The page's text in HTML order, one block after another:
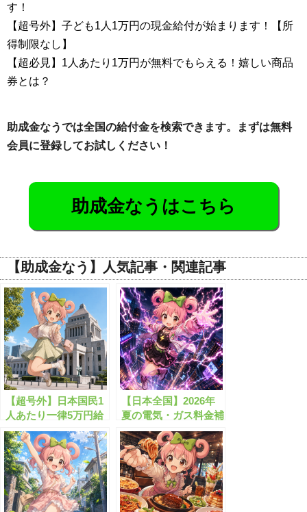
す！
【超号外】子ども1人1万円の現金給付が始まります！【所
得制限なし】
【超必見】1人あたり1万円が無料でもらえる！嬉しい商品
券とは？
助成金なうでは全国の給付金を検索できます。まずは無料
会員に登録してお試しください！
助成金なうはこちら
【助成金なう】人気記事・関連記事
【超号外】日本国民1
人あたり一律5万円給
付が始まる！？
【日本全国】2026年
夏の電気・ガス料金補
助が始まります！